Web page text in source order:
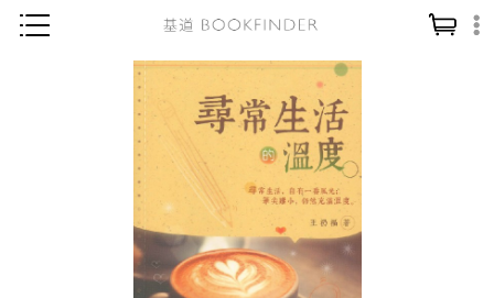
神學／教義
讀經／研經
聖經
信仰入門
教會歷史
靈修／禱告